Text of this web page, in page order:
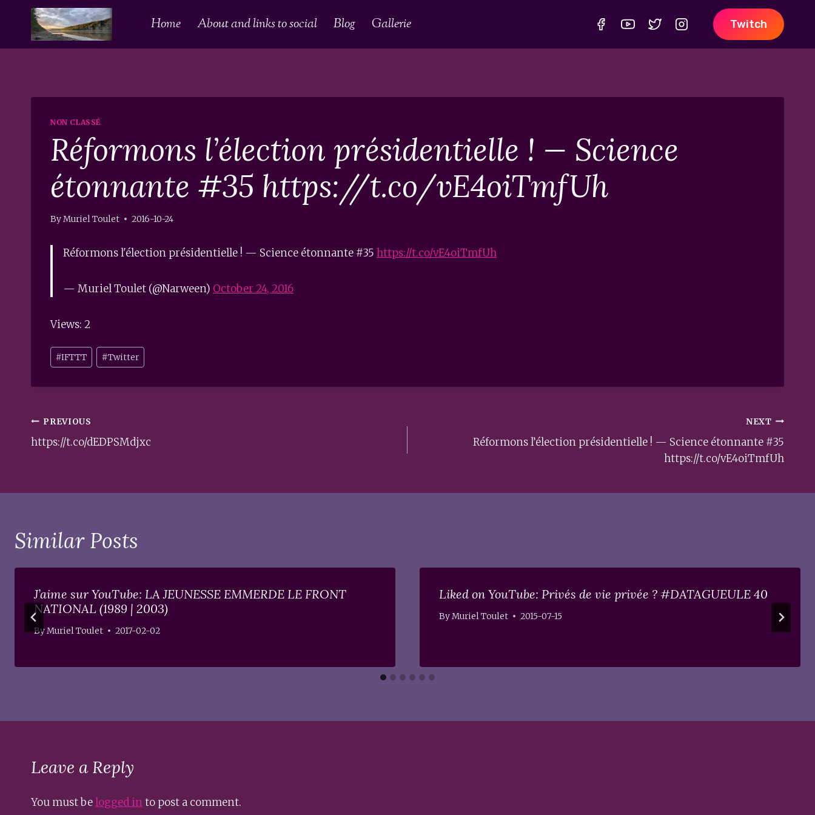
content
Home About and links to social Blog Gallerie Twitch
NON CLASSÉ
Réformons l’élection présidentielle ! — Science
étonnante #35 https://t.co/vE4oiTmfUh
ByMuriel Toulet 2016-10-24
Réformons l'élection présidentielle ! — Science étonnante #35 https://t.co/vE4oiTmfUh
— Muriel Toulet (@Narween) October 24, 2016
Views: 2
Post
Tags:
#IFTTT #Twitter
Post
navigation
PREVIOUS
https://t.co/dEDPSMdjxc
NEXT
Réformons l’élection présidentielle ! — Science étonnante #35
https://t.co/vE4oiTmfUh
Similar Posts
J’aime sur YouTube: LA JEUNESSE EMMERDE LE FRONT
NATIONAL (1989 | 2003)
ByMuriel Toulet 2017-02-02
Liked on YouTube: Privés de vie privée ? #DATAGUEULE 40
ByMuriel Toulet 2015-07-15
Leave a Reply
You must belogged into post a comment.